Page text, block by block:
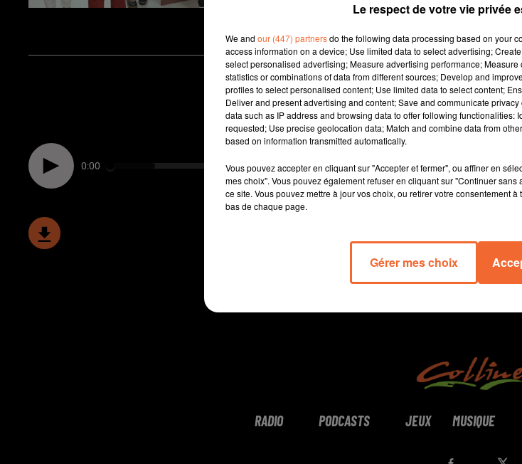
L'opposition municipale mauléonaise
L'inauguration récente du
association " Le P'tit dépôt " à
Les Chamois reçoivent ce soir Rouen.
seconde place au classement avant la
Les U18 de Gatifoot joueront eux un
Trélissac demain en coupe Gambardella.
0:00
RADIO PODCASTS JEUX MUSIQUE
Le respect de votre vie privée
We and our (447) partnersdo the following data processing based on your
access information on a device; Use limited data to select advertising;
select personalised advertising; Measure advertising performance;
statistics or combinations of data from different sources; Develop and
profiles to select personalised content; Use limited data to select content;
Deliver and present advertising and content; Save and communicate
data such as IP address and browsing data to offer following functionalities:
requested; Use precise geolocation data; Match and combine data from
based on information transmitted automatically.
Vous pouvez accepter en cliquant sur "Accepter et fermer", ou affiner en
mes choix". Vous pouvez également refuser en cliquant sur "Continuer
ce site. Vous pouvez mettre à jour vos choix, ou retirer votre consentement
bas de chaque page.
Gérer mes choix